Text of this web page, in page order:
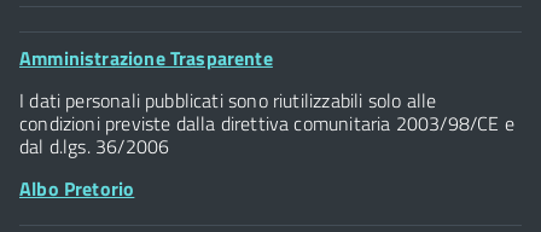
Comune di Firenze
Palazzo Vecchio
Piazza della Signoria - 50122, Firenze
Footer
Amministrazione Trasparente
I dati personali pubblicati sono riutilizzabili solo alle
condizioni previste dalla direttiva comunitaria 2003/98/CE e
dal d.lgs. 36/2006
Albo Pretorio